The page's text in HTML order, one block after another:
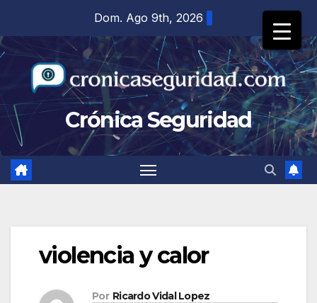
contenido
Dom. Ago 9th, 2026
Crónica Seguridad
violencia y calor
Por Ricardo Vidal Lopez